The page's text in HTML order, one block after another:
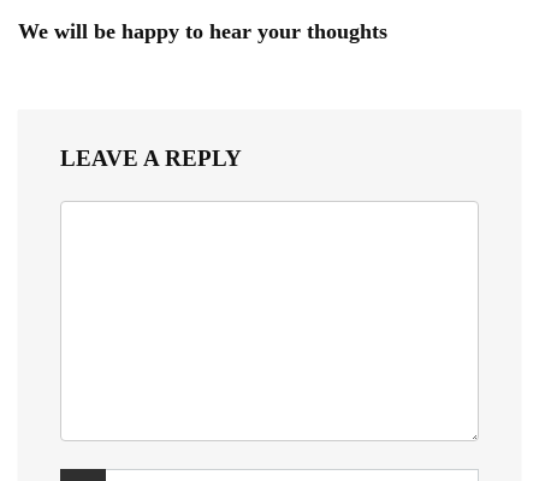
We will be happy to hear your thoughts
LEAVE A REPLY